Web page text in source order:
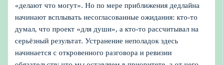
«делают что могут». Но по мере приближения дедлайна
начинают всплывать несогласованные ожидания: кто-то
думал, что проект «для души», а кто-то рассчитывал на
серьёзный результат. Устранение неполадок здесь
начинается с откровенного разговора и ревизии